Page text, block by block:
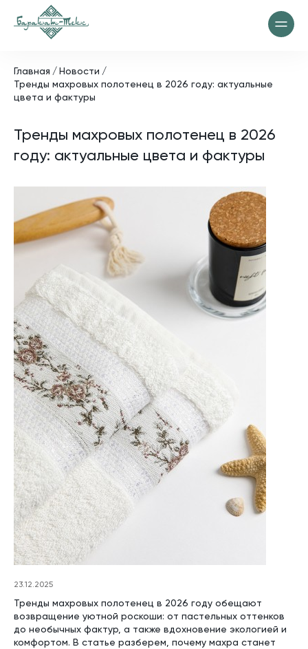
Главная
Новости
Тренды махровых полотенец в 2026 году: актуальные
цвета и фактуры
Тренды махровых полотенец в 2026
году: актуальные цвета и фактуры
23.12.2025
Тренды махровых полотенец в 2026 году обещают
возвращение уютной роскоши: от пастельных оттенков
до необычных фактур, а также вдохновение экологией и
комфортом. В статье разберем, почему махра станет